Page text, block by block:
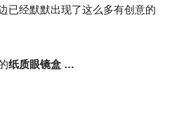
已经默默出现了这么多有创意的
纸质眼镜盒 …